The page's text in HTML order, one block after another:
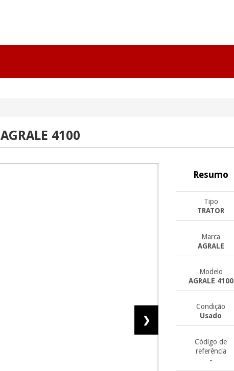
4100
❯
Resumo
Tipo
TRATOR
Marca
AGRALE
Modelo
AGRALE 4100
Condição
Usado
Código de
referência
-